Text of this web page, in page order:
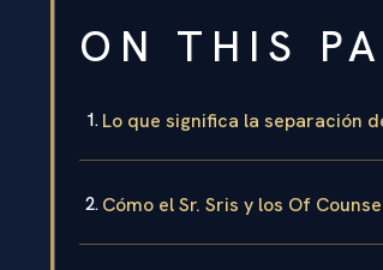
ON THIS
Lo que significa la separación
Cómo el Sr. Sris y los Of